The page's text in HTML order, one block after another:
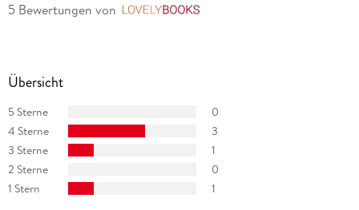
5 Bewertungen von
Übersicht
5 Sterne
0
4 Sterne
3
3 Sterne
1
2 Sterne
0
1 Stern
1